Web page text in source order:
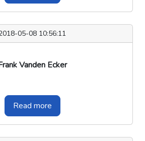
05-08 10:56:11
Vanden Ecker
Read more